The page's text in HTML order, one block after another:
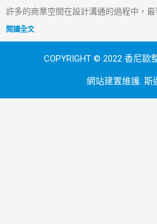
許多的商業空間在設計溝通的過程中，
閱讀全文
COPYRIGHT © 2022 香尼歐
網站建置維護: 斯